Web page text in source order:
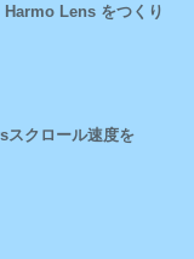
Harmo Lens をつくり
クロール速度を